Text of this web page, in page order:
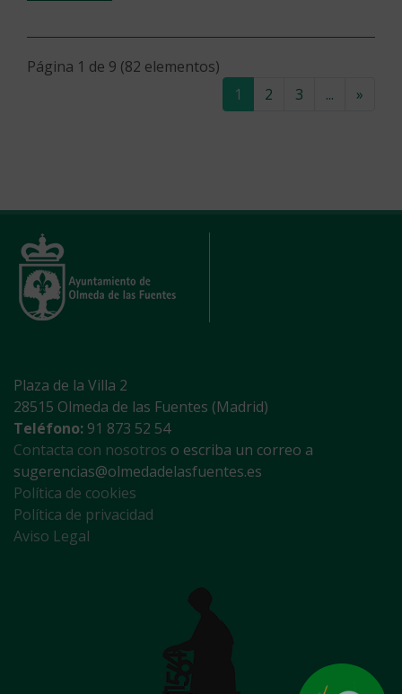
Página 1 de 9 (82 elementos)
1 (current)
2 3 ... »
Plaza de la Villa 2
28515 Olmeda de las Fuentes (Madrid)
Teléfono: 91 873 52 54
Contacta con nosotros o escriba un correo a
sugerencias@olmedadelasfuentes.es
Política de cookies
Política de privacidad
Aviso Legal